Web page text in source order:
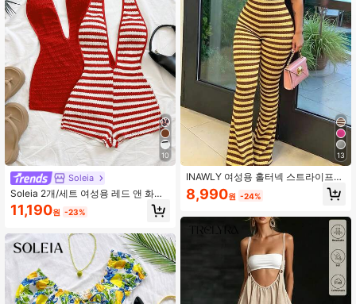
4.77 635 팔로워
4.77 635 팔로워
4.77 635 팔로워
10
Soleia
Soleia 2개/세트 여성용 레드 앤 화이
트 스트라이프 홀터 점프수트,여름 캐
주얼 비치 휴가 레트로 대비색 보헤미
11,190원 -23%
13
INAWLY 여성용 홀터넥 스트라이프
컬러블록 캐주얼 데일리 외출용 점프
수트
8,990원 -24%